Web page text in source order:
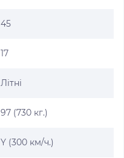
45
17
Літні
97 (730 кг.)
Y (300 км/ч.)